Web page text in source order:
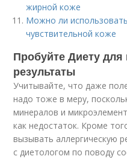
жирной коже
Можно ли
чувствительной коже
Пробуйте Диету
результаты
Учитывайте, что даже
надо тоже в меру,
минералов и
как недостаток. Кроме
вызывать аллергическую
с диетологом по поводу